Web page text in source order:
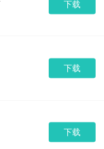
下载
下载
下载